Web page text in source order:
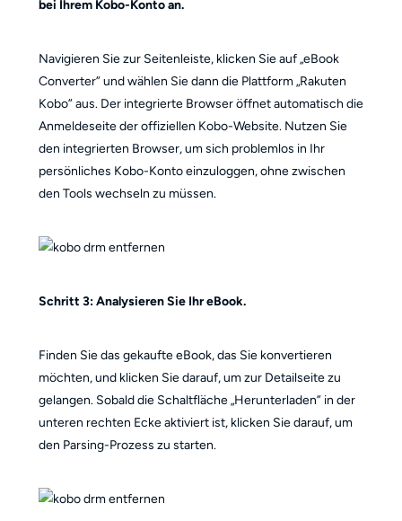
bei Ihrem Kobo-Konto an.
Navigieren Sie zur Seitenleiste, klicken Sie auf „eBook
Converter” und wählen Sie dann die Plattform „Rakuten
Kobo” aus. Der integrierte Browser öffnet automatisch die
Anmeldeseite der offiziellen Kobo-Website. Nutzen Sie
den integrierten Browser, um sich problemlos in Ihr
persönliches Kobo-Konto einzuloggen, ohne zwischen
den Tools wechseln zu müssen.
Schritt 3: Analysieren Sie Ihr eBook.
Finden Sie das gekaufte eBook, das Sie konvertieren
möchten, und klicken Sie darauf, um zur Detailseite zu
gelangen. Sobald die Schaltfläche „Herunterladen” in der
unteren rechten Ecke aktiviert ist, klicken Sie darauf, um
den Parsing-Prozess zu starten.